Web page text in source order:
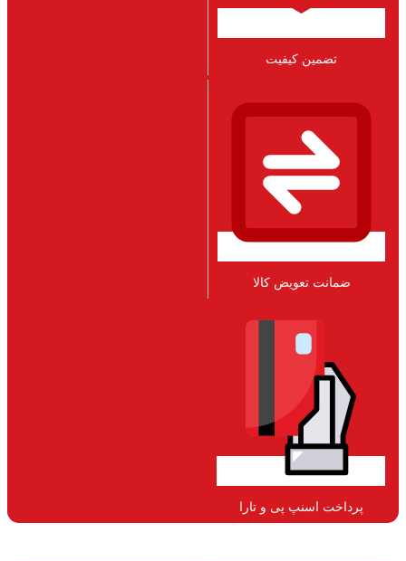
تضمین کیفیت
ضمانت تعویض کالا​
پرداخت اسنپ پی و تارا